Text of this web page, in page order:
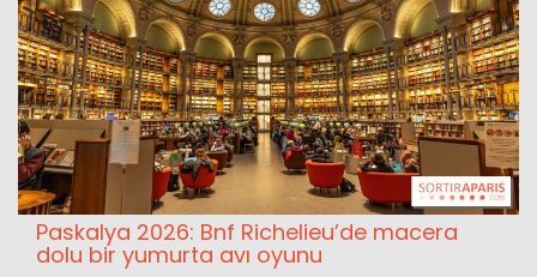
Paskalya 2026: Bnf Richelieu’de macera
dolu bir yumurta avı oyunu